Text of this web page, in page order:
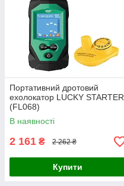
Портативний дротовий
ехолокатор LUCKY STARTER
(FL068)
В наявності
2 161 ₴ 2 262 ₴
Купити